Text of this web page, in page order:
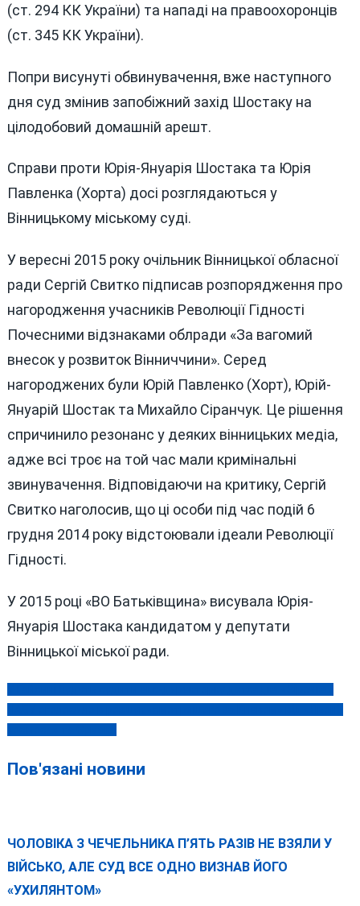
(ст. 294 КК України) та нападі на правоохоронців
(ст. 345 КК України).
Попри висунуті обвинувачення, вже наступного
дня суд змінив запобіжний захід Шостаку на
цілодобовий домашній арешт.
Справи проти Юрія-Януарія Шостака та Юрія
Павленка (Хорта) досі розглядаються у
Вінницькому міському суді.
У вересні 2015 року очільник Вінницької обласної
ради Сергій Свитко підписав розпорядження про
нагородження учасників Революції Гідності
Почесними відзнаками облради «За вагомий
внесок у розвиток Вінниччини». Серед
нагороджених були Юрій Павленко (Хорт), Юрій-
Януарій Шостак та Михайло Сіранчук. Це рішення
спричинило резонанс у деяких вінницьких медіа,
адже всі троє на той час мали кримінальні
звинувачення. Відповідаючи на критику, Сергій
Свитко наголосив, що ці особи під час подій 6
грудня 2014 року відстоювали ідеали Революції
Гідності.
У 2015 році «ВО Батьківщина» висувала Юрія-
Януарія Шостака кандидатом у депутати
Вінницької міської ради.
Навігація
записів
Пов'язані новини
ЧОЛОВІКА З ЧЕЧЕЛЬНИКА П’ЯТЬ РАЗІВ НЕ ВЗЯЛИ У
ВІЙСЬКО, АЛЕ СУД ВСЕ ОДНО ВИЗНАВ ЙОГО
«УХИЛЯНТОМ»